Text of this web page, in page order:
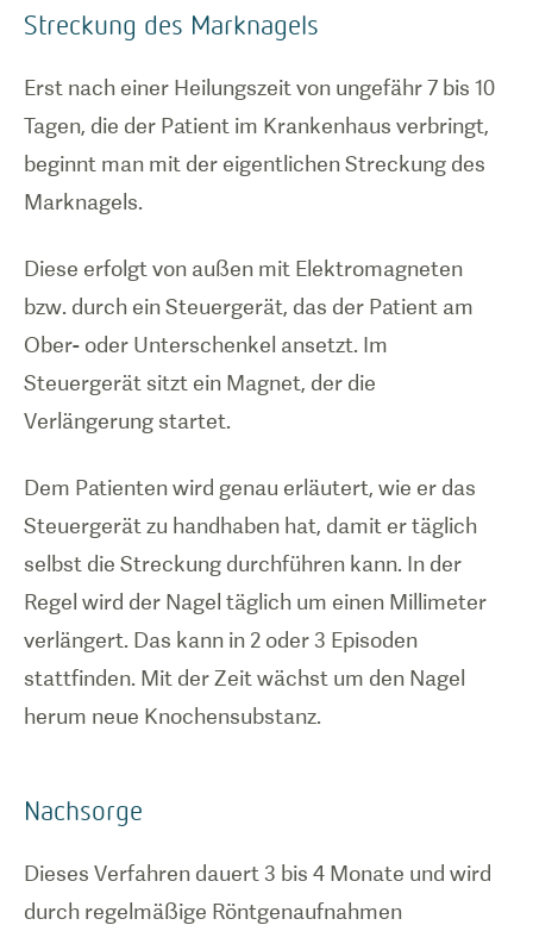
Streckung des Marknagels
Erst nach einer Heilungszeit von ungefähr 7 bis 10
Tagen, die der Patient im Krankenhaus verbringt,
beginnt man mit der eigentlichen Streckung des
Marknagels.
Diese erfolgt von außen mit Elektromagneten
bzw. durch ein Steuergerät, das der Patient am
Ober- oder Unterschenkel ansetzt. Im
Steuergerät sitzt ein Magnet, der die
Verlängerung startet.
Dem Patienten wird genau erläutert, wie er das
Steuergerät zu handhaben hat, damit er täglich
selbst die Streckung durchführen kann. In der
Regel wird der Nagel täglich um einen Millimeter
verlängert. Das kann in 2 oder 3 Episoden
stattfinden. Mit der Zeit wächst um den Nagel
herum neue Knochensubstanz.
Nachsorge
Dieses Verfahren dauert 3 bis 4 Monate und wird
durch regelmäßige Röntgenaufnahmen